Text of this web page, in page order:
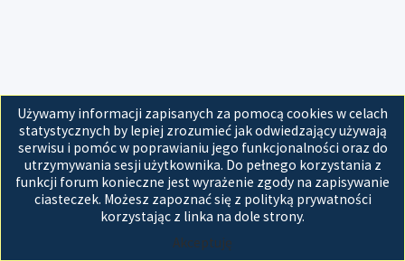
Używamy informacji zapisanych za pomocą cookies w celach
statystycznych by lepiej zrozumieć jak odwiedzający używają
serwisu i pomóc w poprawianiu jego funkcjonalności oraz do
utrzymywania sesji użytkownika. Do pełnego korzystania z
funkcji forum konieczne jest wyrażenie zgody na zapisywanie
ciasteczek. Możesz zapoznać się z polityką prywatności
korzystając z linka na dole strony.
Akceptuję